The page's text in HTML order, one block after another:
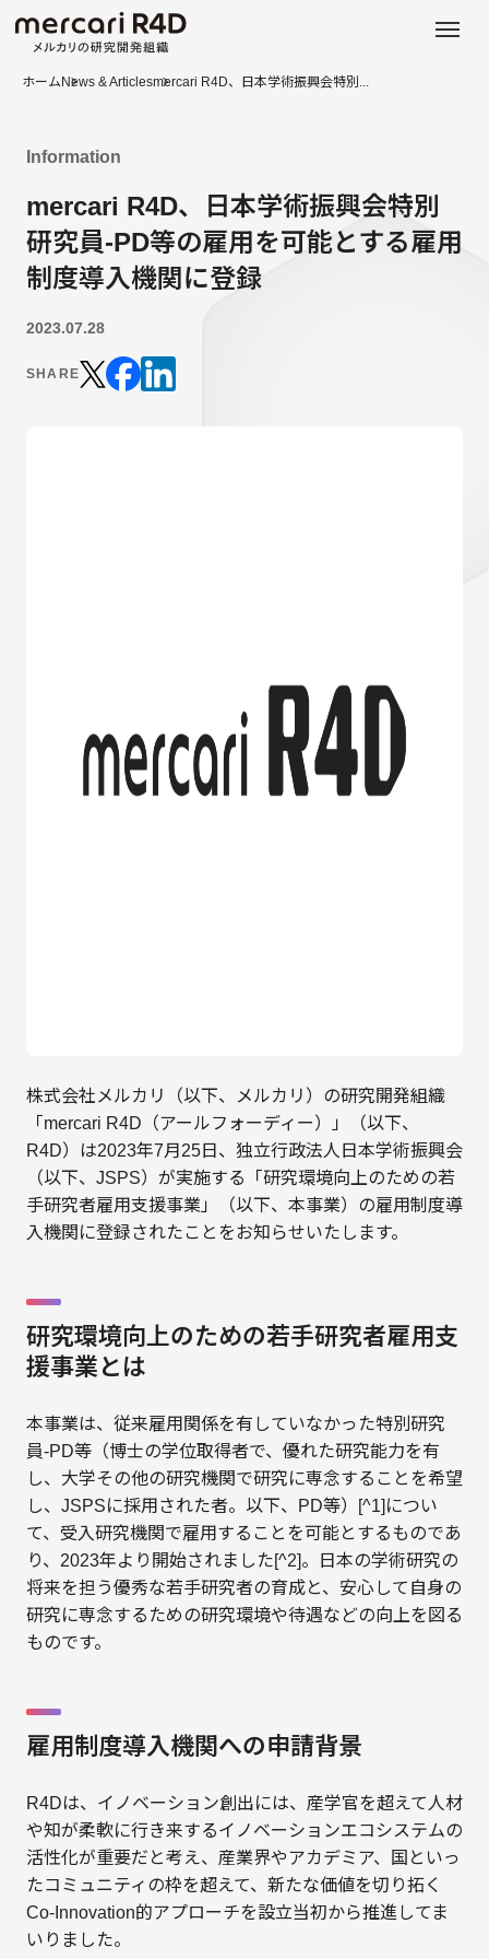
ホーム News & Articlesmercari R4D、日本学術振興会特別...
Information
mercari R4D、日本学術振興会特別
研究員-PD等の雇用を可能とする雇用
制度導入機関に登録
2023.07.28
SHARE
株式会社メルカリ（以下、メルカリ）の研究開発組織
「mercari R4D（アールフォーディー）」（以下、
R4D）は2023年7月25日、独立行政法人日本学術振興会
（以下、JSPS）が実施する「研究環境向上のための若
手研究者雇用支援事業」（以下、本事業）の雇用制度導
入機関に登録されたことをお知らせいたします。
研究環境向上のための若手研究者雇用支
援事業とは
本事業は、従来雇用関係を有していなかった特別研究
員-PD等（博士の学位取得者で、優れた研究能力を有
し、大学その他の研究機関で研究に専念することを希望
し、JSPSに採用された者。以下、PD等）[^1]につい
て、受入研究機関で雇用することを可能とするものであ
り、2023年より開始されました[^2]。日本の学術研究の
将来を担う優秀な若手研究者の育成と、安心して自身の
研究に専念するための研究環境や待遇などの向上を図る
ものです。
雇用制度導入機関への申請背景
R4Dは、イノベーション創出には、産学官を超えて人材
や知が柔軟に行き来するイノベーションエコシステムの
活性化が重要だと考え、産業界やアカデミア、国といっ
たコミュニティの枠を超えて、新たな価値を切り拓く
Co-Innovation的アプローチを設立当初から推進してま
いりました。